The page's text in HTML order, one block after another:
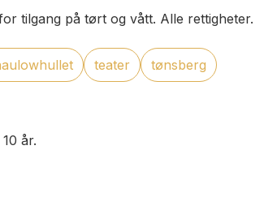
tilgang på tørt og vått. Alle rettigheter.
teater tønsberg
år.